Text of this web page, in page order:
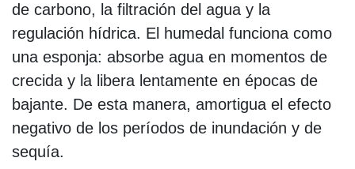
de carbono, la filtración del agua y la
regulación hídrica. El humedal funciona como
una esponja: absorbe agua en momentos de
crecida y la libera lentamente en épocas de
bajante. De esta manera, amortigua el efecto
negativo de los períodos de inundación y de
sequía.